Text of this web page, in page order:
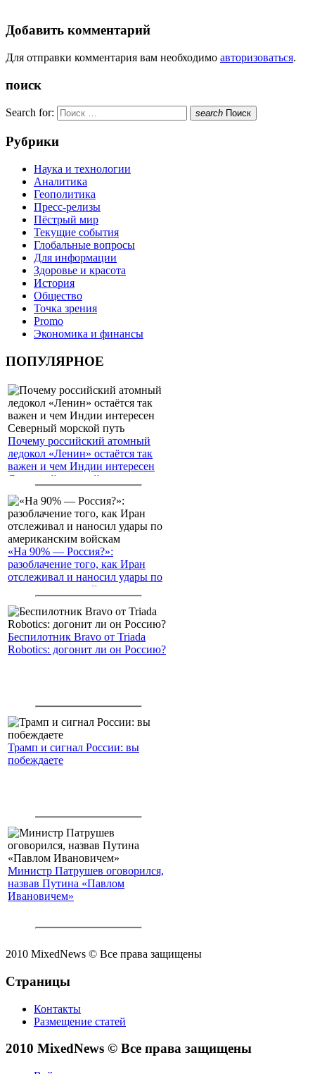
Добавить комментарий
Для отправки комментария вам необходимо авторизоваться.
поиск
Search for: search Поиск
Рубрики
Наука и технологии
Аналитика
Геополитика
Пресс-релизы
Пёстрый мир
Текущие события
Глобальные вопросы
Для информации
Здоровье и красота
История
Общество
Точка зрения
Promo
Экономика и финансы
ПОПУЛЯРНОЕ
Почему российский атомный
ледокол «Ленин» остаётся так
важен и чем Индии интересен
Северный морской путь
«На 90% — Россия?»:
разоблачение того, как Иран
отслеживал и наносил удары по
американским войскам
Беспилотник Bravo от Triada
Robotics: догонит ли он Россию?
Трамп и сигнал России: вы
побеждаете
Министр Патрушев оговорился,
назвав Путина «Павлом
Ивановичем»
2010 MixedNews © Все права защищены
Страницы
Контакты
Размещение статей
2010 MixedNews © Все права защищены